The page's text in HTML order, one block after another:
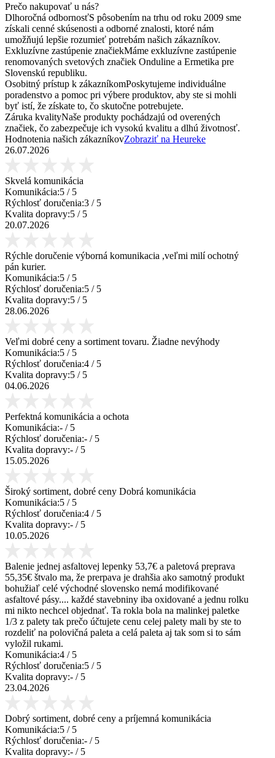
Prečo nakupovať u nás?
Dlhoročná odbornosťS pôsobením na trhu od roku 2009 sme
získali cenné skúsenosti a odborné znalosti, ktoré nám
umožňujú lepšie rozumieť potrebám našich zákazníkov.
Exkluzívne zastúpenie značiekMáme exkluzívne zastúpenie
renomovaných svetových značiek Onduline a Ermetika pre
Slovenskú republiku.
Osobitný prístup k zákazníkomPoskytujeme individuálne
poradenstvo a pomoc pri výbere produktov, aby ste si mohli
byť istí, že získate to, čo skutočne potrebujete.
Záruka kvalityNaše produkty pochádzajú od overených
značiek, čo zabezpečuje ich vysokú kvalitu a dlhú životnosť.
Hodnotenia našich zákazníkovZobraziť na Heureke
26.07.2026
Skvelá komunikácia
Komunikácia:5 / 5
Rýchlosť doručenia:3 / 5
Kvalita dopravy:5 / 5
20.07.2026
Rýchle doručenie výborná komunikacia ,veľmi milí ochotný
pán kurier.
Komunikácia:5 / 5
Rýchlosť doručenia:5 / 5
Kvalita dopravy:5 / 5
28.06.2026
Veľmi dobré ceny a sortiment tovaru. Žiadne nevýhody
Komunikácia:5 / 5
Rýchlosť doručenia:4 / 5
Kvalita dopravy:5 / 5
04.06.2026
Perfektná komunikácia a ochota
Komunikácia:- / 5
Rýchlosť doručenia:- / 5
Kvalita dopravy:- / 5
15.05.2026
Široký sortiment, dobré ceny Dobrá komunikácia
Komunikácia:5 / 5
Rýchlosť doručenia:4 / 5
Kvalita dopravy:- / 5
10.05.2026
Balenie jednej asfaltovej lepenky 53,7€ a paletová preprava
55,35€ štvalo ma, že prerpava je drahšia ako samotný produkt
bohužiaľ celé východné slovensko nemá modifikované
asfaltové pásy.... každé stavebniny iba oxidované a jednu rolku
mi nikto nechcel objednať. Ta rokla bola na malinkej paletke
1/3 z palety tak prečo účtujete cenu celej palety mali by ste to
rozdeliť na polovičná paleta a celá paleta aj tak som si to sám
vyložil rukami.
Komunikácia:4 / 5
Rýchlosť doručenia:5 / 5
Kvalita dopravy:- / 5
23.04.2026
Dobrý sortiment, dobré ceny a príjemná komunikácia
Komunikácia:5 / 5
Rýchlosť doručenia:- / 5
Kvalita dopravy:- / 5